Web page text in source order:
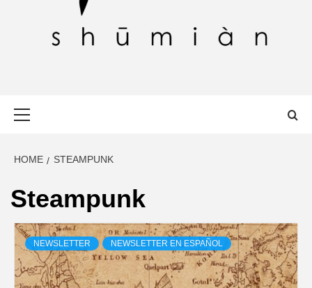
HOME STEAMPUNK
Steampunk
NEWSLETTER NEWSLETTER EN ESPAÑOL